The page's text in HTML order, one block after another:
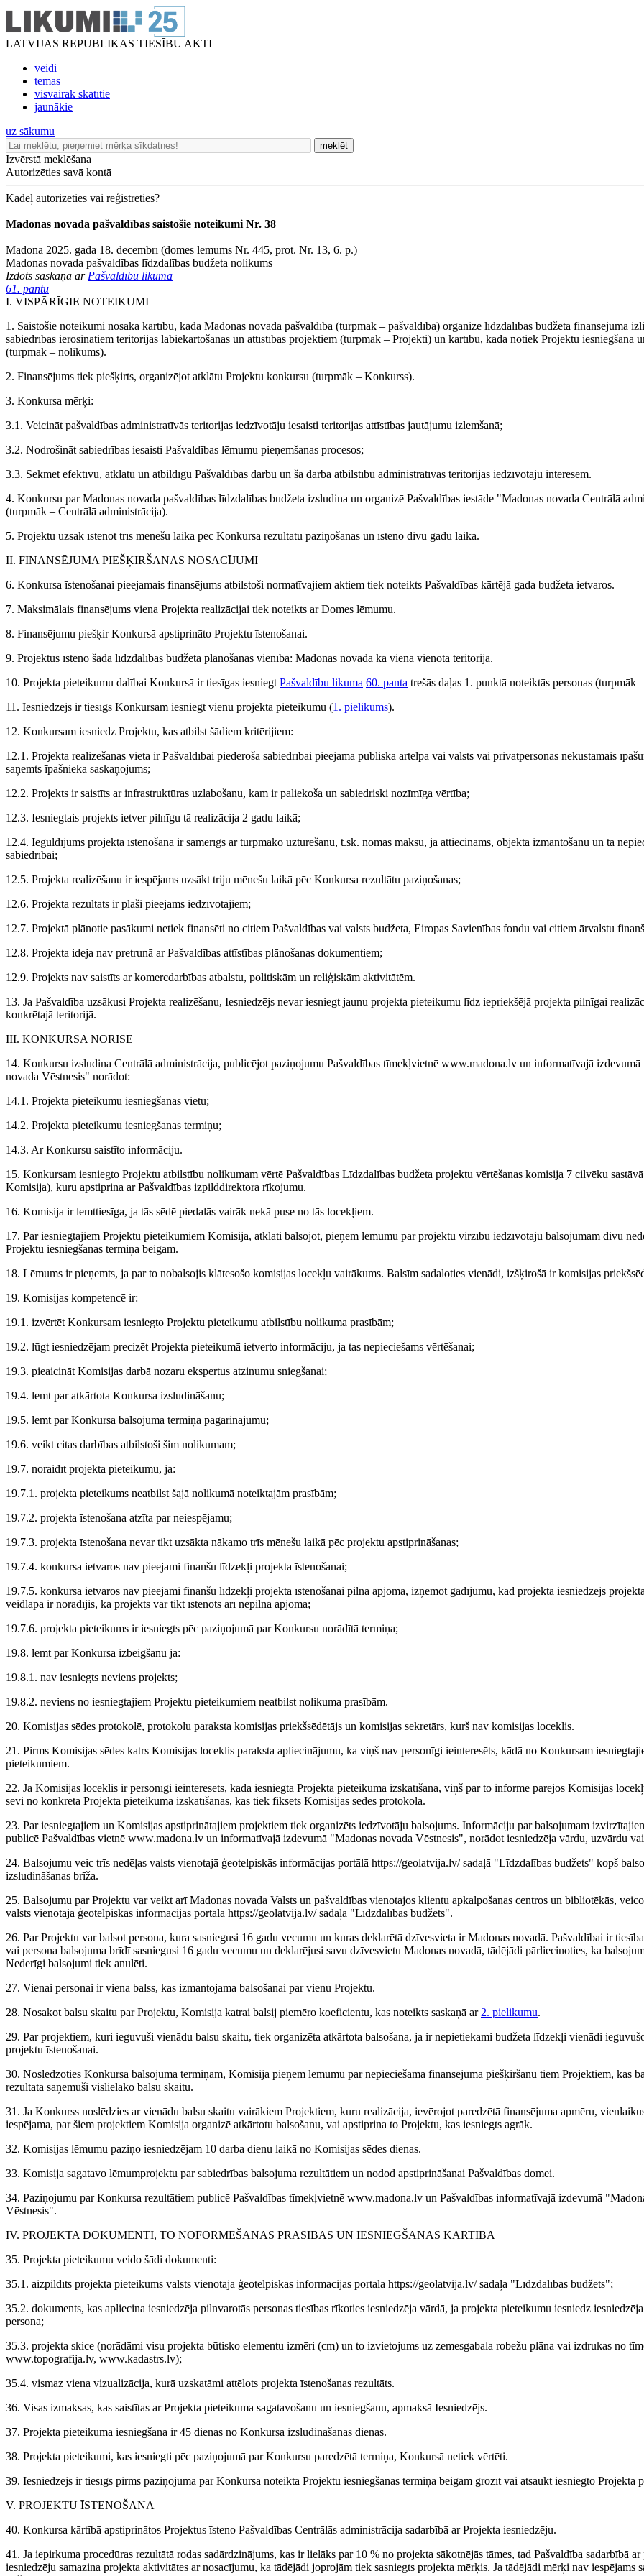
LATVIJAS REPUBLIKAS TIESĪBU AKTI
veidi
tēmas
visvairāk skatītie
jaunākie
uz sākumu
meklēt
Izvērstā meklēšana
Autorizēties savā kontā
Kādēļ autorizēties vai reģistrēties?
Madonas novada pašvaldības saistošie noteikumi Nr. 38
Madonā 2025. gada 18. decembrī (domes lēmums Nr. 445, prot. Nr. 13, 6. p.)
Madonas novada pašvaldības līdzdalības budžeta nolikums
Izdots saskaņā ar Pašvaldību likuma
61. pantu
I. VISPĀRĪGIE NOTEIKUMI
1. Saistošie noteikumi nosaka kārtību, kādā Madonas novada pašvaldība (turpmāk – pašvaldība) organizē līdzdalības budžeta finansējuma
sabiedrības ierosinātiem teritorijas labiekārtošanas un attīstības projektiem (turpmāk – Projekti) un kārtību, kādā notiek Projektu iesniegšana
(turpmāk – nolikums).
2. Finansējums tiek piešķirts, organizējot atklātu Projektu konkursu (turpmāk – Konkurss).
3. Konkursa mērķi:
3.1. Veicināt pašvaldības administratīvās teritorijas iedzīvotāju iesaisti teritorijas attīstības jautājumu izlemšanā;
3.2. Nodrošināt sabiedrības iesaisti Pašvaldības lēmumu pieņemšanas procesos;
3.3. Sekmēt efektīvu, atklātu un atbildīgu Pašvaldības darbu un šā darba atbilstību administratīvās teritorijas iedzīvotāju interesēm.
4. Konkursu par Madonas novada pašvaldības līdzdalības budžeta izsludina un organizē Pašvaldības iestāde "Madonas novada Centrālā
(turpmāk – Centrālā administrācija).
5. Projektu uzsāk īstenot trīs mēnešu laikā pēc Konkursa rezultātu paziņošanas un īsteno divu gadu laikā.
II. FINANSĒJUMA PIEŠĶIRŠANAS NOSACĪJUMI
6. Konkursa īstenošanai pieejamais finansējums atbilstoši normatīvajiem aktiem tiek noteikts Pašvaldības kārtējā gada budžeta ietvaros.
7. Maksimālais finansējums viena Projekta realizācijai tiek noteikts ar Domes lēmumu.
8. Finansējumu piešķir Konkursā apstiprināto Projektu īstenošanai.
9. Projektus īsteno šādā līdzdalības budžeta plānošanas vienībā: Madonas novadā kā vienā vienotā teritorijā.
10. Projekta pieteikumu dalībai Konkursā ir tiesīgas iesniegt Pašvaldību likuma 60. panta trešās daļas 1. punktā noteiktās personas (turpmāk
11. Iesniedzējs ir tiesīgs Konkursam iesniegt vienu projekta pieteikumu (1. pielikums).
12. Konkursam iesniedz Projektu, kas atbilst šādiem kritērijiem:
12.1. Projekta realizēšanas vieta ir Pašvaldībai piederoša sabiedrībai pieejama publiska ārtelpa vai valsts vai privātpersonas nekustamais
saņemts īpašnieka saskaņojums;
12.2. Projekts ir saistīts ar infrastruktūras uzlabošanu, kam ir paliekoša un sabiedriski nozīmīga vērtība;
12.3. Iesniegtais projekts ietver pilnīgu tā realizācija 2 gadu laikā;
12.4. Ieguldījums projekta īstenošanā ir samērīgs ar turpmāko uzturēšanu, t.sk. nomas maksu, ja attiecināms, objekta izmantošanu un tā
sabiedrībai;
12.5. Projekta realizēšanu ir iespējams uzsākt triju mēnešu laikā pēc Konkursa rezultātu paziņošanas;
12.6. Projekta rezultāts ir plaši pieejams iedzīvotājiem;
12.7. Projektā plānotie pasākumi netiek finansēti no citiem Pašvaldības vai valsts budžeta, Eiropas Savienības fondu vai citiem ārvalstu
12.8. Projekta ideja nav pretrunā ar Pašvaldības attīstības plānošanas dokumentiem;
12.9. Projekts nav saistīts ar komercdarbības atbalstu, politiskām un reliģiskām aktivitātēm.
13. Ja Pašvaldība uzsākusi Projekta realizēšanu, Iesniedzējs nevar iesniegt jaunu projekta pieteikumu līdz iepriekšējā projekta pilnīgai
konkrētajā teritorijā.
III. KONKURSA NORISE
14. Konkursu izsludina Centrālā administrācija, publicējot paziņojumu Pašvaldības tīmekļvietnē www.madona.lv un informatīvajā izdevumā
novada Vēstnesis" norādot:
14.1. Projekta pieteikumu iesniegšanas vietu;
14.2. Projekta pieteikumu iesniegšanas termiņu;
14.3. Ar Konkursu saistīto informāciju.
15. Konkursam iesniegto Projektu atbilstību nolikumam vērtē Pašvaldības Līdzdalības budžeta projektu vērtēšanas komisija 7 cilvēku
Komisija), kuru apstiprina ar Pašvaldības izpilddirektora rīkojumu.
16. Komisija ir lemttiesīga, ja tās sēdē piedalās vairāk nekā puse no tās locekļiem.
17. Par iesniegtajiem Projektu pieteikumiem Komisija, atklāti balsojot, pieņem lēmumu par projektu virzību iedzīvotāju balsojumam divu
Projektu iesniegšanas termiņa beigām.
18. Lēmums ir pieņemts, ja par to nobalsojis klātesošo komisijas locekļu vairākums. Balsīm sadaloties vienādi, izšķirošā ir komisijas
19. Komisijas kompetencē ir:
19.1. izvērtēt Konkursam iesniegto Projektu pieteikumu atbilstību nolikuma prasībām;
19.2. lūgt iesniedzējam precizēt Projekta pieteikumā ietverto informāciju, ja tas nepieciešams vērtēšanai;
19.3. pieaicināt Komisijas darbā nozaru ekspertus atzinumu sniegšanai;
19.4. lemt par atkārtota Konkursa izsludināšanu;
19.5. lemt par Konkursa balsojuma termiņa pagarinājumu;
19.6. veikt citas darbības atbilstoši šim nolikumam;
19.7. noraidīt projekta pieteikumu, ja:
19.7.1. projekta pieteikums neatbilst šajā nolikumā noteiktajām prasībām;
19.7.2. projekta īstenošana atzīta par neiespējamu;
19.7.3. projekta īstenošana nevar tikt uzsākta nākamo trīs mēnešu laikā pēc projektu apstiprināšanas;
19.7.4. konkursa ietvaros nav pieejami finanšu līdzekļi projekta īstenošanai;
19.7.5. konkursa ietvaros nav pieejami finanšu līdzekļi projekta īstenošanai pilnā apjomā, izņemot gadījumu, kad projekta iesniedzējs
veidlapā ir norādījis, ka projekts var tikt īstenots arī nepilnā apjomā;
19.7.6. projekta pieteikums ir iesniegts pēc paziņojumā par Konkursu norādītā termiņa;
19.8. lemt par Konkursa izbeigšanu ja:
19.8.1. nav iesniegts neviens projekts;
19.8.2. neviens no iesniegtajiem Projektu pieteikumiem neatbilst nolikuma prasībām.
20. Komisijas sēdes protokolē, protokolu paraksta komisijas priekšsēdētājs un komisijas sekretārs, kurš nav komisijas loceklis.
21. Pirms Komisijas sēdes katrs Komisijas loceklis paraksta apliecinājumu, ka viņš nav personīgi ieinteresēts, kādā no Konkursam
pieteikumiem.
22. Ja Komisijas loceklis ir personīgi ieinteresēts, kāda iesniegtā Projekta pieteikuma izskatīšanā, viņš par to informē pārējos Komisijas
sevi no konkrētā Projekta pieteikuma izskatīšanas, kas tiek fiksēts Komisijas sēdes protokolā.
23. Par iesniegtajiem un Komisijas apstiprinātajiem projektiem tiek organizēts iedzīvotāju balsojums. Informāciju par balsojumam
publicē Pašvaldības vietnē www.madona.lv un informatīvajā izdevumā "Madonas novada Vēstnesis", norādot iesniedzēja vārdu, uzvārdu
24. Balsojumu veic trīs nedēļas valsts vienotajā ģeotelpiskās informācijas portālā https://geolatvija.lv/ sadaļā "Līdzdalības budžets" kopš
izsludināšanas brīža.
25. Balsojumu par Projektu var veikt arī Madonas novada Valsts un pašvaldības vienotajos klientu apkalpošanas centros un bibliotēkās,
valsts vienotajā ģeotelpiskās informācijas portālā https://geolatvija.lv/ sadaļā "Līdzdalības budžets".
26. Par Projektu var balsot persona, kura sasniegusi 16 gadu vecumu un kuras deklarētā dzīvesvieta ir Madonas novadā. Pašvaldībai ir
vai persona balsojuma brīdī sasniegusi 16 gadu vecumu un deklarējusi savu dzīvesvietu Madonas novadā, tādējādi pārliecinoties, ka
Nederīgi balsojumi tiek anulēti.
27. Vienai personai ir viena balss, kas izmantojama balsošanai par vienu Projektu.
28. Nosakot balsu skaitu par Projektu, Komisija katrai balsij piemēro koeficientu, kas noteikts saskaņā ar 2. pielikumu.
29. Par projektiem, kuri ieguvuši vienādu balsu skaitu, tiek organizēta atkārtota balsošana, ja ir nepietiekami budžeta līdzekļi vienādi
projektu īstenošanai.
30. Noslēdzoties Konkursa balsojuma termiņam, Komisija pieņem lēmumu par nepieciešamā finansējuma piešķiršanu tiem Projektiem, kas
rezultātā saņēmuši vislielāko balsu skaitu.
31. Ja Konkurss noslēdzies ar vienādu balsu skaitu vairākiem Projektiem, kuru realizācija, ievērojot paredzētā finansējuma apmēru,
iespējama, par šiem projektiem Komisija organizē atkārtotu balsošanu, vai apstiprina to Projektu, kas iesniegts agrāk.
32. Komisijas lēmumu paziņo iesniedzējam 10 darba dienu laikā no Komisijas sēdes dienas.
33. Komisija sagatavo lēmumprojektu par sabiedrības balsojuma rezultātiem un nodod apstiprināšanai Pašvaldības domei.
34. Paziņojumu par Konkursa rezultātiem publicē Pašvaldības tīmekļvietnē www.madona.lv un Pašvaldības informatīvajā izdevumā
Vēstnesis".
IV. PROJEKTA DOKUMENTI, TO NOFORMĒŠANAS PRASĪBAS UN IESNIEGŠANAS KĀRTĪBA
35. Projekta pieteikumu veido šādi dokumenti:
35.1. aizpildīts projekta pieteikums valsts vienotajā ģeotelpiskās informācijas portālā https://geolatvija.lv/ sadaļā "Līdzdalības budžets";
35.2. dokuments, kas apliecina iesniedzēja pilnvarotās personas tiesības rīkoties iesniedzēja vārdā, ja projekta pieteikumu iesniedz
persona;
35.3. projekta skice (norādāmi visu projekta būtisko elementu izmēri (cm) un to izvietojums uz zemesgabala robežu plāna vai izdrukas no
www.topografija.lv, www.kadastrs.lv);
35.4. vismaz viena vizualizācija, kurā uzskatāmi attēlots projekta īstenošanas rezultāts.
36. Visas izmaksas, kas saistītas ar Projekta pieteikuma sagatavošanu un iesniegšanu, apmaksā Iesniedzējs.
37. Projekta pieteikuma iesniegšana ir 45 dienas no Konkursa izsludināšanas dienas.
38. Projekta pieteikumi, kas iesniegti pēc paziņojumā par Konkursu paredzētā termiņa, Konkursā netiek vērtēti.
39. Iesniedzējs ir tiesīgs pirms paziņojumā par Konkursa noteiktā Projektu iesniegšanas termiņa beigām grozīt vai atsaukt iesniegto Projekta
V. PROJEKTU ĪSTENOŠANA
40. Konkursa kārtībā apstiprinātos Projektus īsteno Pašvaldības Centrālās administrācija sadarbībā ar Projekta iesniedzēju.
41. Ja iepirkuma procedūras rezultātā rodas sadārdzinājums, kas ir lielāks par 10 % no projekta sākotnējās tāmes, tad Pašvaldība sadarbībā ar
iesniedzēju samazina projekta aktivitātes ar nosacījumu, ka tādējādi joprojām tiek sasniegts projekta mērķis. Ja tādējādi mērķi nav iespējams